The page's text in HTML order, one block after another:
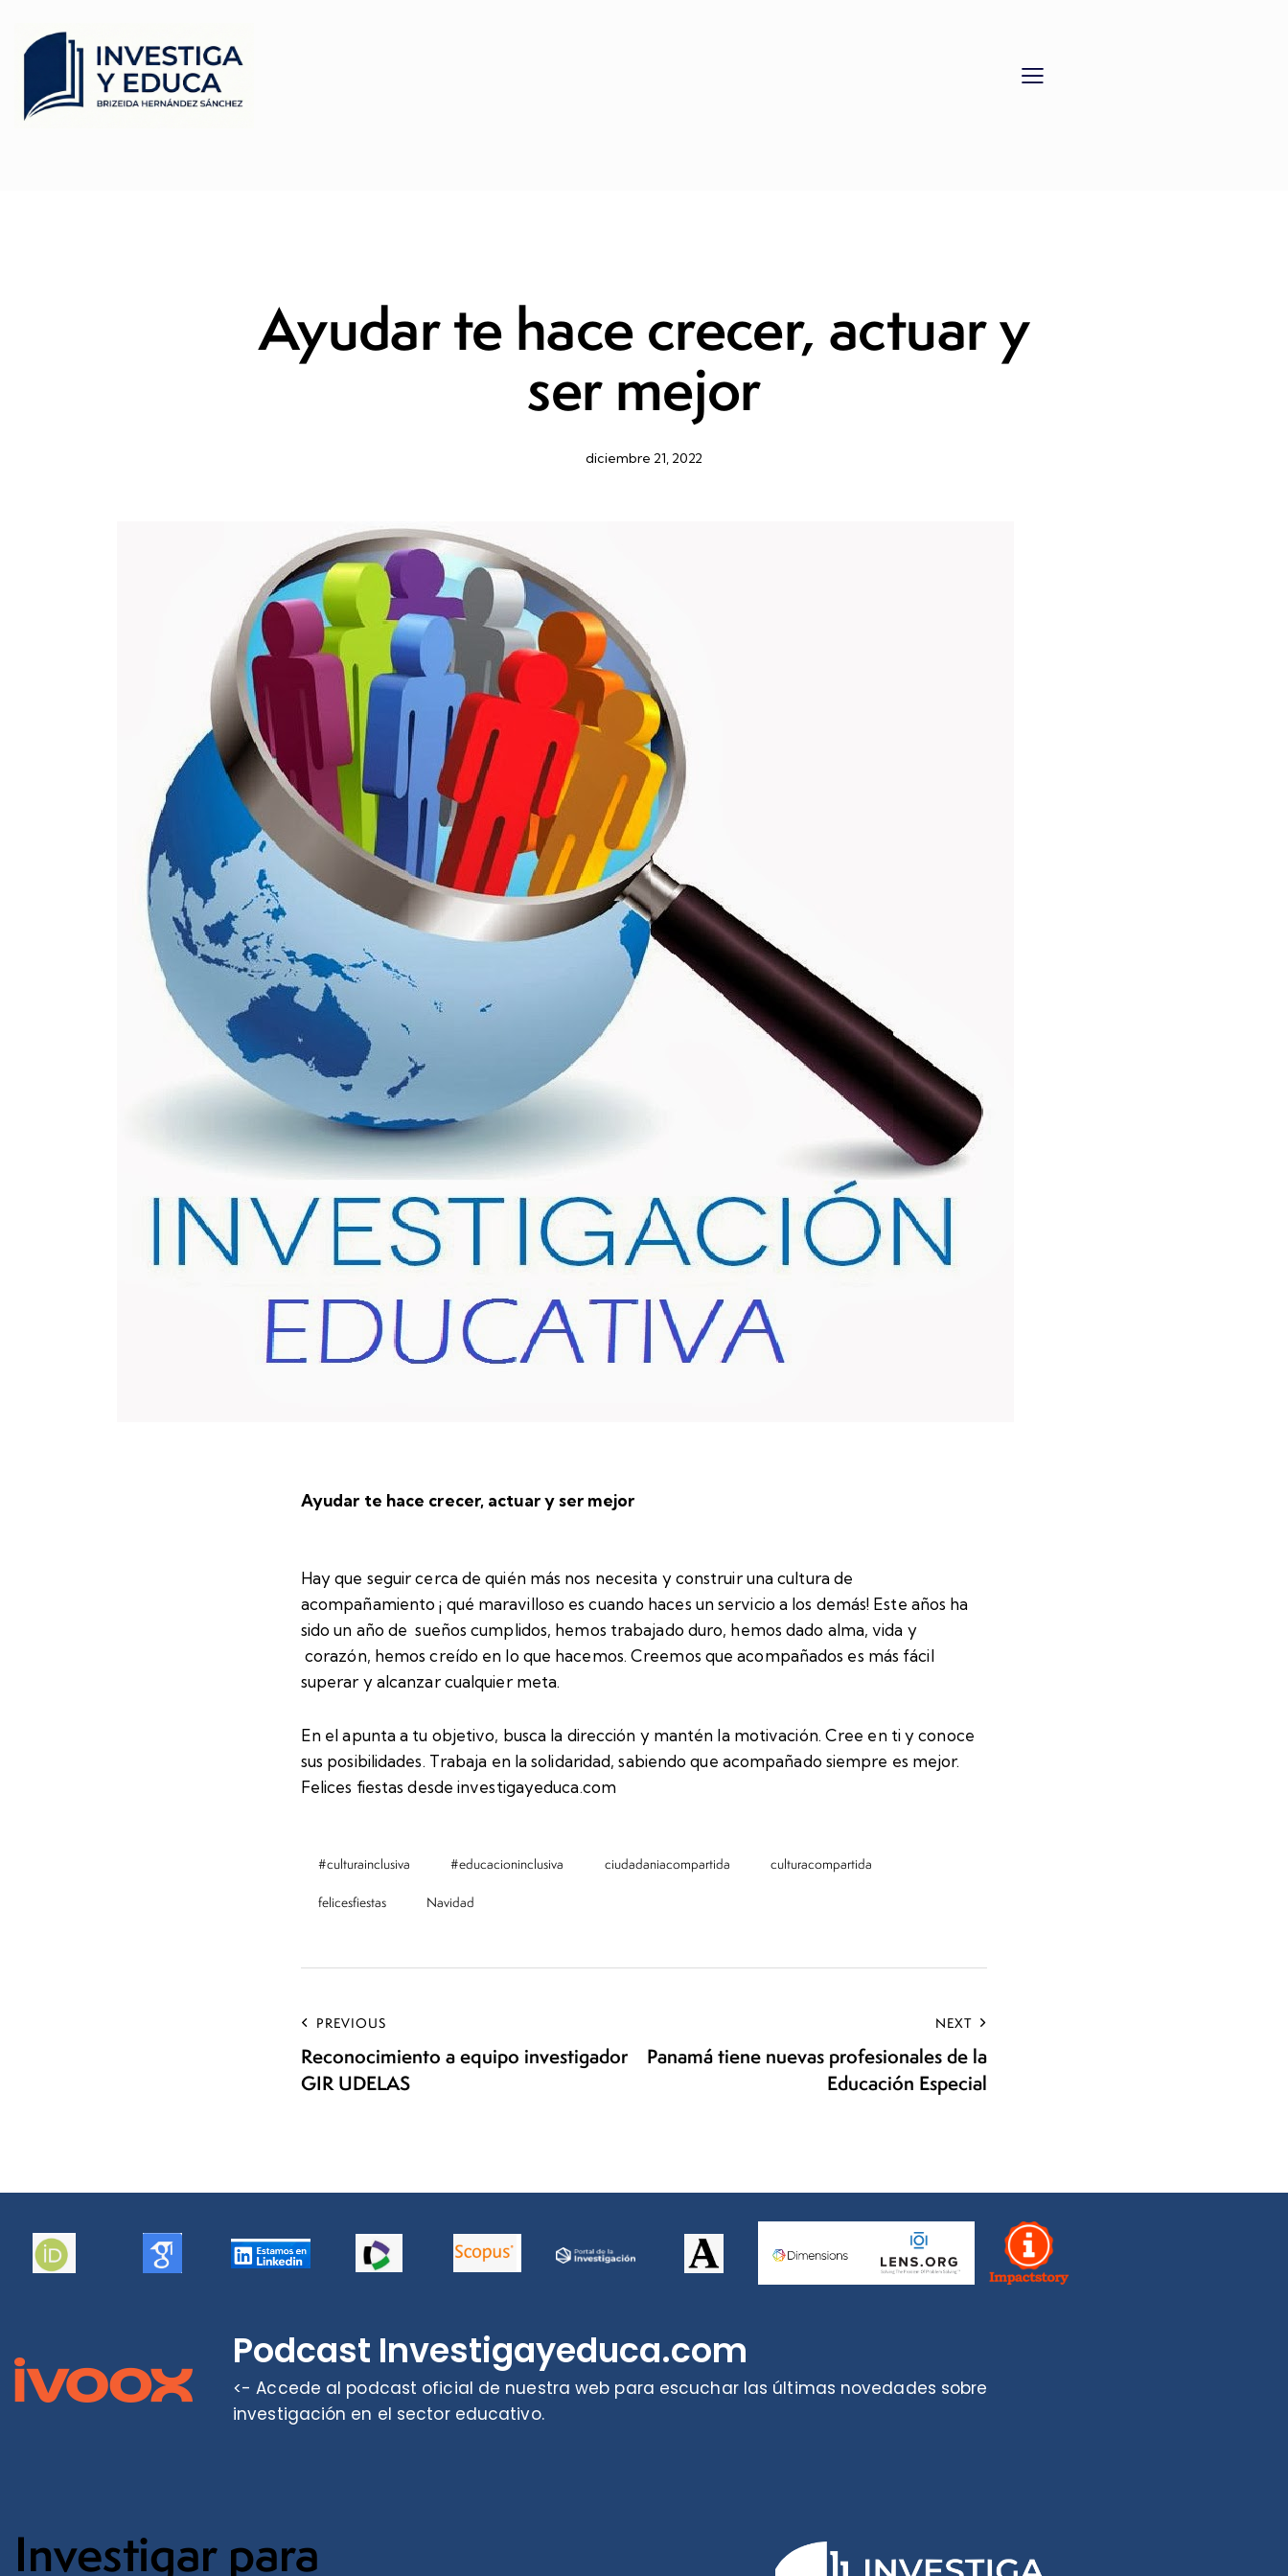
Ayudar te hace crecer, actuar y
ser mejor
diciembre 21, 2022
Ayudar te hace crecer, actuar y ser mejor
Hay que seguir cerca de quién más nos necesita y construir una cultura de
acompañamiento ¡ qué maravilloso es cuando haces un servicio a los demás! Este años ha
sido un año de sueños cumplidos, hemos trabajado duro, hemos dado alma, vida y
corazón, hemos creído en lo que hacemos. Creemos que acompañados es más fácil
superar y alcanzar cualquier meta.
En el apunta a tu objetivo, busca la dirección y mantén la motivación. Cree en ti y conoce
sus posibilidades. Trabaja en la solidaridad, sabiendo que acompañado siempre es mejor.
Felices fiestas desde investigayeduca.com
#culturainclusiva #educacioninclusiva ciudadaniacompartida culturacompartida
felicesfiestas Navidad
PREVIOUS
Reconocimiento a equipo investigador
GIR UDELAS
NEXT
Panamá tiene nuevas profesionales de la
Educación Especial
Podcast Investigayeduca.com
<- Accede al podcast oficial de nuestra web para escuchar las últimas novedades sobre
investigación en el sector educativo.
Investigar para